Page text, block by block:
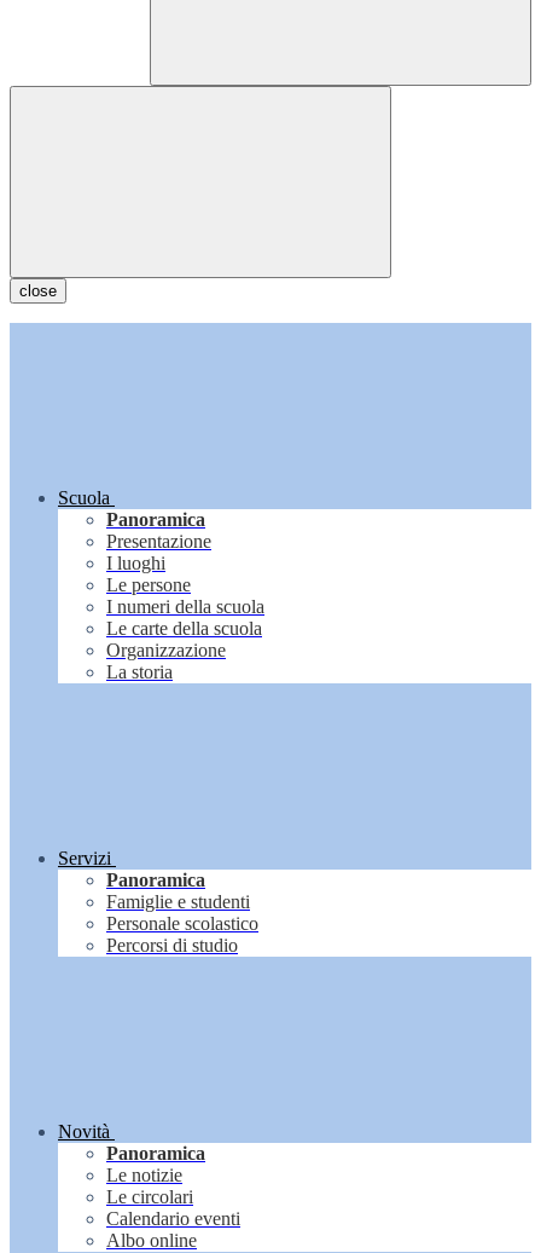
close
Scuola
Panoramica
Presentazione
I luoghi
Le persone
I numeri della scuola
Le carte della scuola
Organizzazione
La storia
Servizi
Panoramica
Famiglie e studenti
Personale scolastico
Percorsi di studio
Novità
Panoramica
Le notizie
Le circolari
Calendario eventi
Albo online